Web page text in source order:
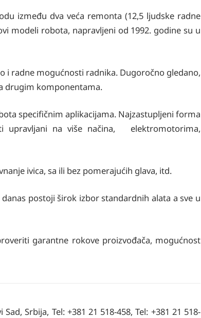
između dva veća remonta (12,5 ljudske radne
modeli robota, napravljeni od 1992. godine su u
i radne mogućnosti radnika. Dugoročno gledano,
drugim komponentama.
specifičnim aplikacijama. Najzastupljeni forma
upravljani na više načina, elektromotorima,
ivica, sa ili bez pomerajućih glava, itd.
postoji širok izbor standardnih alata a sve u
garantne rokove proizvođača, mogućnost
Srbija, Tel: +381 21 518-458, Tel: +381 21 518-